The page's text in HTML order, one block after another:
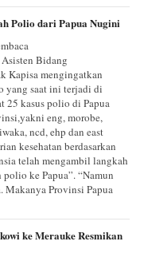
Polio dari Papua Nugini
Bidang
Kapisa mengingatkan
yang saat ini terjadi di
25 kasus polio di Papua
eng, morobe,
ncd, ehp dan east
kesehatan berdasarkan
telah mengambil langkah
ke Papua”. “Namun
Makanya Provinsi Papua
ke Merauke Resmikan